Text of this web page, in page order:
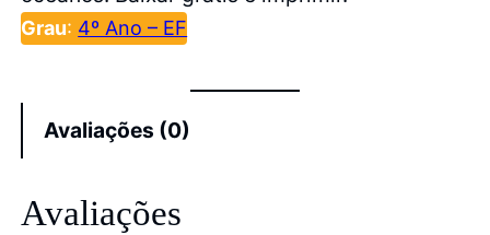
Grau: 4º Ano – EF
Avaliações (0)
Avaliações